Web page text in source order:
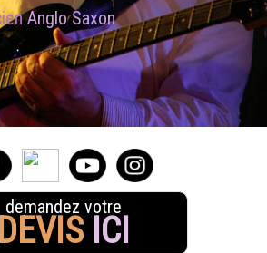
Anglo Saxon
demandez votre
DEVIS ICI